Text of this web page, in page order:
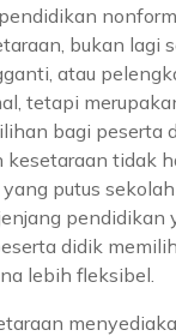
bukan lagi
atau
tetapi
bagi peserta
tidak
putus
pendidikan
didik
lebih fleksibel.